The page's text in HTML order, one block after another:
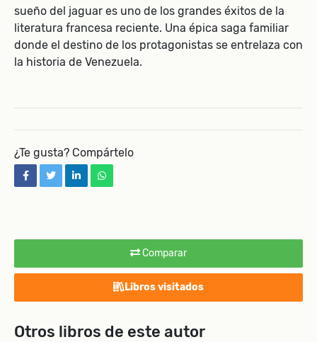
Comparar
Libros visitados
Otros libros de este autor
sueño del jaguar es uno de los grandes éxitos de la
literatura francesa reciente. Una épica saga familiar
donde el destino de los protagonistas se entrelaza con
la historia de Venezuela.
¿Te gusta? Compártelo
facebooktwitterlinkedinwhatsapp